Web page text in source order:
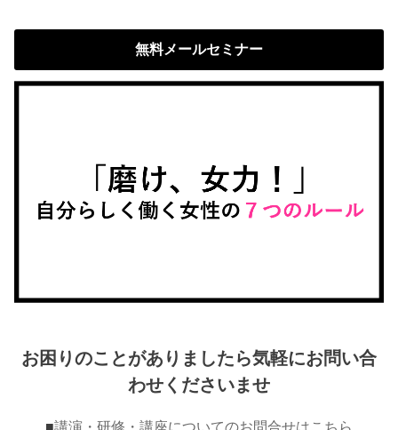
無料メールセミナー
お困りのことがありましたら気軽にお問い合
わせくださいませ
■講演・研修・講座についてのお問合せはこちら